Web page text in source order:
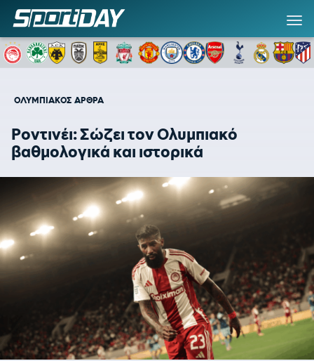
ΟΛΥΜΠΙΑΚΟΣ ΑΡΘΡΑ
Ροντινέι: Σώζει τον Ολυμπιακό
βαθμολογικά και ιστορικά